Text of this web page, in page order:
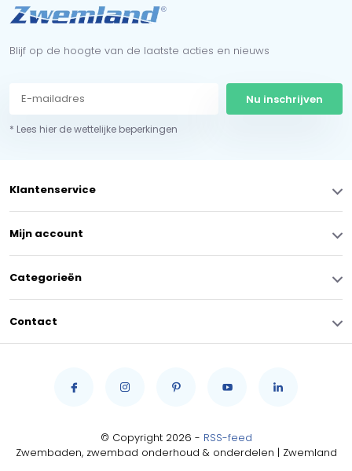
Blijf op de hoogte van de laatste acties en nieuws
Nu inschrijven
* Lees hier de wettelijke beperkingen
Klantenservice
Mijn account
Categorieën
Contact
© Copyright 2026 - RSS-feed
Zwembaden, zwembad onderhoud & onderdelen | Zwemland